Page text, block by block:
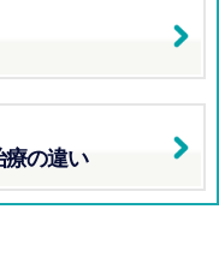
療の違い